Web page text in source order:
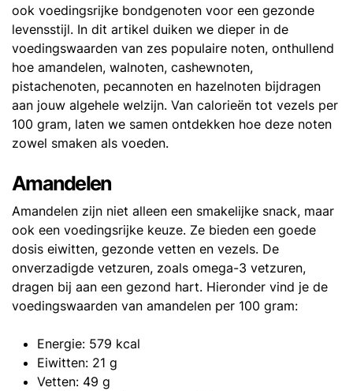
ook voedingsrijke bondgenoten voor een gezonde
levensstijl. In dit artikel duiken we dieper in de
voedingswaarden van zes populaire noten, onthullend
hoe amandelen, walnoten, cashewnoten,
pistachenoten, pecannoten en hazelnoten bijdragen
aan jouw algehele welzijn. Van calorieën tot vezels per
100 gram, laten we samen ontdekken hoe deze noten
zowel smaken als voeden.
Amandelen
Amandelen zijn niet alleen een smakelijke snack, maar
ook een voedingsrijke keuze. Ze bieden een goede
dosis eiwitten, gezonde vetten en vezels. De
onverzadigde vetzuren, zoals omega-3 vetzuren,
dragen bij aan een gezond hart. Hieronder vind je de
voedingswaarden van amandelen per 100 gram:
Energie: 579 kcal
Eiwitten: 21 g
Vetten: 49 g